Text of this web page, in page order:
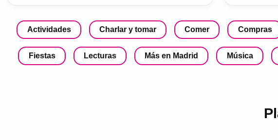
Actividades Charlar y tomar Comer Compras
Fiestas Lecturas Más en Madrid Música